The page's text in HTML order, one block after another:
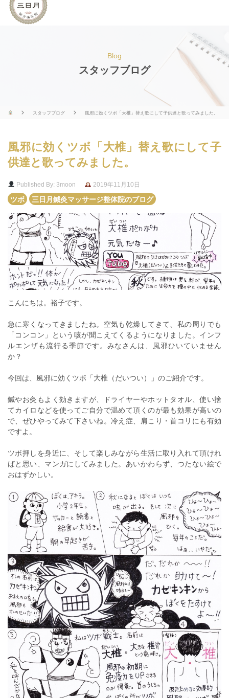
Blog
スタッフブログ
スタッフブログ 風邪に効くツボ「大椎」替え歌にして子供達と歌ってみました。
風邪に効くツボ「大椎」替え歌にして子
供達と歌ってみました。
Published By: 3moon
2019年11月10日
ツボ
三日月鍼灸マッサージ整体院のブログ
こんにちは。裕子です。
急に寒くなってきましたね。空気も乾燥してきて、私の周りでも
「コンコン」という咳が聞こえてくるようになりました。インフ
ルエンザも流行る季節です。みなさんは、風邪ひいていません
か？
今回は、風邪に効くツボ「大椎（だいつい）」のご紹介です。
鍼やお灸もよく効きますが、ドライヤーやホットタオル、使い捨
てカイロなどを使ってご自分で温めて頂くのが最も効果が高いの
で、ぜひやってみて下さいね。冷え症、肩こり・首コリにも有効
ですよ。
ツボ押しを身近に、そして楽しみながら生活に取り入れて頂けれ
ばと思い、マンガにしてみました。あいかわらず、つたない絵で
おはずかしい。